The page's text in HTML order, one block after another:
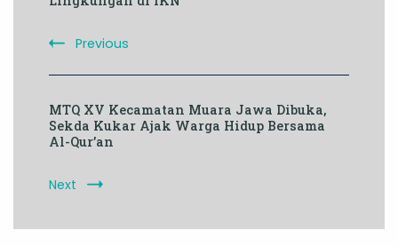
Previous
MTQ XV Kecamatan Muara Jawa Dibuka,
Sekda Kukar Ajak Warga Hidup Bersama
Al-Qur’an
Next